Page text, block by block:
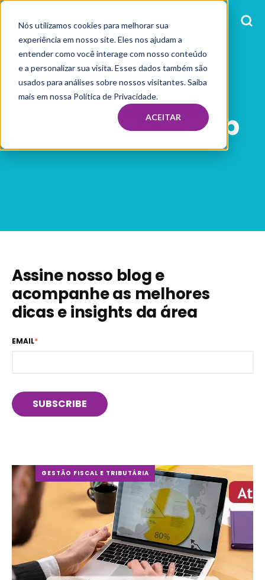
Nós utilizamos cookies para melhorar sua
experiência em nosso site. Eles nos ajudam a
entender como você interage com nosso conteúdo
e a personalizar sua visita. Esses dados também são
usados para análises sobre nossos visitantes. Saiba
mais em nossa Política de Privacidade.
ACEITAR
Notícias Confeb
Assine nosso blog e
acompanhe as melhores
dicas e insights da área
EMAIL*
GESTÃO FISCAL E TRIBUTÁRIA